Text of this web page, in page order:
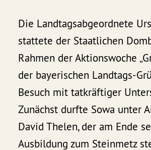
Die Landtagsabgeordnete
stattete der Staatlichen
Rahmen der Aktionswoche
der bayerischen Landtags-
Besuch mit tatkräftiger
Zunächst durfte Sowa unter
David Thelen, der am Ende
Ausbildung zum Steinmetz